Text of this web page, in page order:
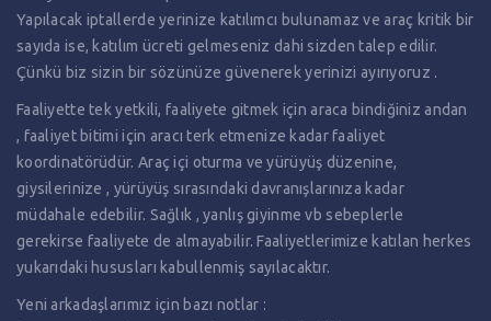
Yapılacak iptallerde yerinize katılımcı bulunamaz ve araç kritik bir
sayıda ise, katılım ücreti gelmeseniz dahi sizden talep edilir.
Çünkü biz sizin bir sözünüze güvenerek yerinizi ayırıyoruz .
Faaliyette tek yetkili, faaliyete gitmek için araca bindiğiniz andan
, faaliyet bitimi için aracı terk etmenize kadar faaliyet
koordinatörüdür. Araç içi oturma ve yürüyüş düzenine,
giysilerinize , yürüyüş sırasındaki davranışlarınıza kadar
müdahale edebilir. Sağlık , yanlış giyinme vb sebeplerle
gerekirse faaliyete de almayabilir. Faaliyetlerimize katılan herkes
yukarıdaki hususları kabullenmiş sayılacaktır.
Yeni arkadaşlarımız için bazı notlar :